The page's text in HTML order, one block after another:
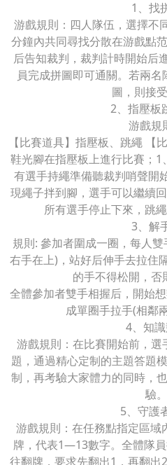
1、找
游戲規則：四人隊伍，選擇不
分鐘內共同尋找分散在游戲點
后告知裁判，裁判計時開始后
員完成拼圖即可通關。若兩
圖，則接受
2、指壓板
游戲規
【比賽道具】指壓板、跳繩 【
鞋光腳在指壓板上進行比賽；
有選手持繩準備聽裁判哨聲開
現繩子拌到腳，選手可以繼續
所有選手停止下來，跳
3、解
規則: 參加者圍成一圈，每人
右手在上)，站好后伸手去拉住
的手不得松開，否
全體參加者雙手相握后，開始
成單圈手拉手(相鄰
4、知
游戲規則：在比賽開始前，
題，通過精心定制的主題答題
制，再考驗大家體力的同時，
驗。
5、守護
游戲規則：在任務點指定區
牌，代表1—13數字。全體隊
往翻牌，要求先翻出1，再翻